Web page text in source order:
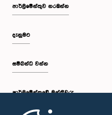
පාර්ලි‌මේන්තුව නරඹන්න
දැනුමට
සම්බන්ධ වන්න
පාර්ලි‌මේන්තුවේ මන්ත්‍රීවරු